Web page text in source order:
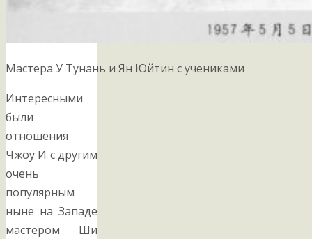
Мастера У Тунань и Ян Юйтин с учениками
Интересными
были
отношения
Чжоу И с другим
очень
популярным
ныне на Западе
мастером Ши